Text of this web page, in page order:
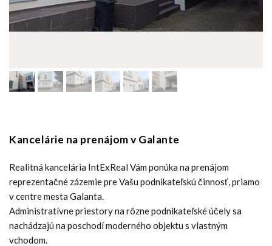
Kancelárie na prenájom v Galante
Realitná kancelária IntExReal Vám ponúka na prenájom
reprezentačné zázemie pre Vašu podnikateľskú činnosť, priamo
v centre mesta Galanta.
Administratívne priestory na rôzne podnikateľské účely sa
nachádzajú na poschodí moderného objektu s vlastným
vchodom.